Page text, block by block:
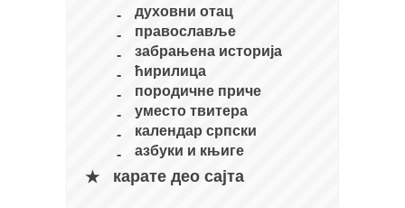
тимбеи рочин
програм
снимци наступа
галерија клуба
духовни отац
православље
забрањена историја
ћирилица
породичне приче
уместо твитера
календар српски
азбуки и књиге
карате део сајта